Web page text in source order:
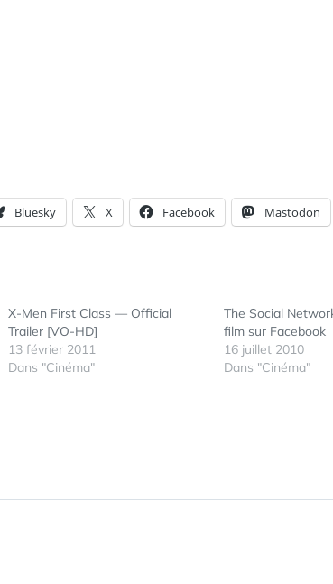
Bluesky X Facebook Mastodon
X-Men First Class — Official
Trailer [VO-HD]
13 février 2011
Dans "Cinéma"
The Social
film sur Facebook
16 juillet 2010
Dans "Cinéma"